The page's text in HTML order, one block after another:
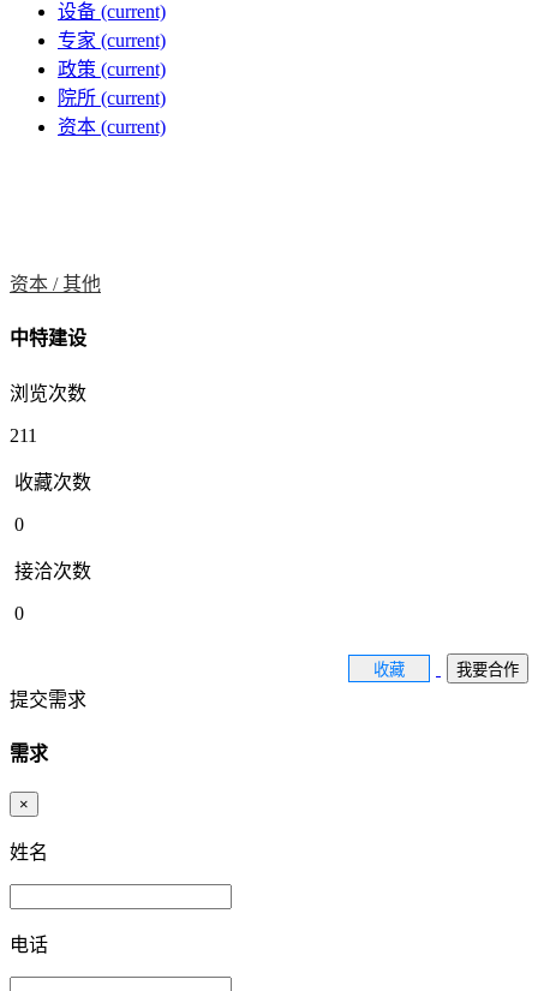
设备 (current)
专家 (current)
政策 (current)
院所 (current)
资本 (current)
资本 /其他
中特建设
浏览次数
211
收藏次数
0
接洽次数
0
收藏 我要合作
提交需求
需求
×
姓名
电话